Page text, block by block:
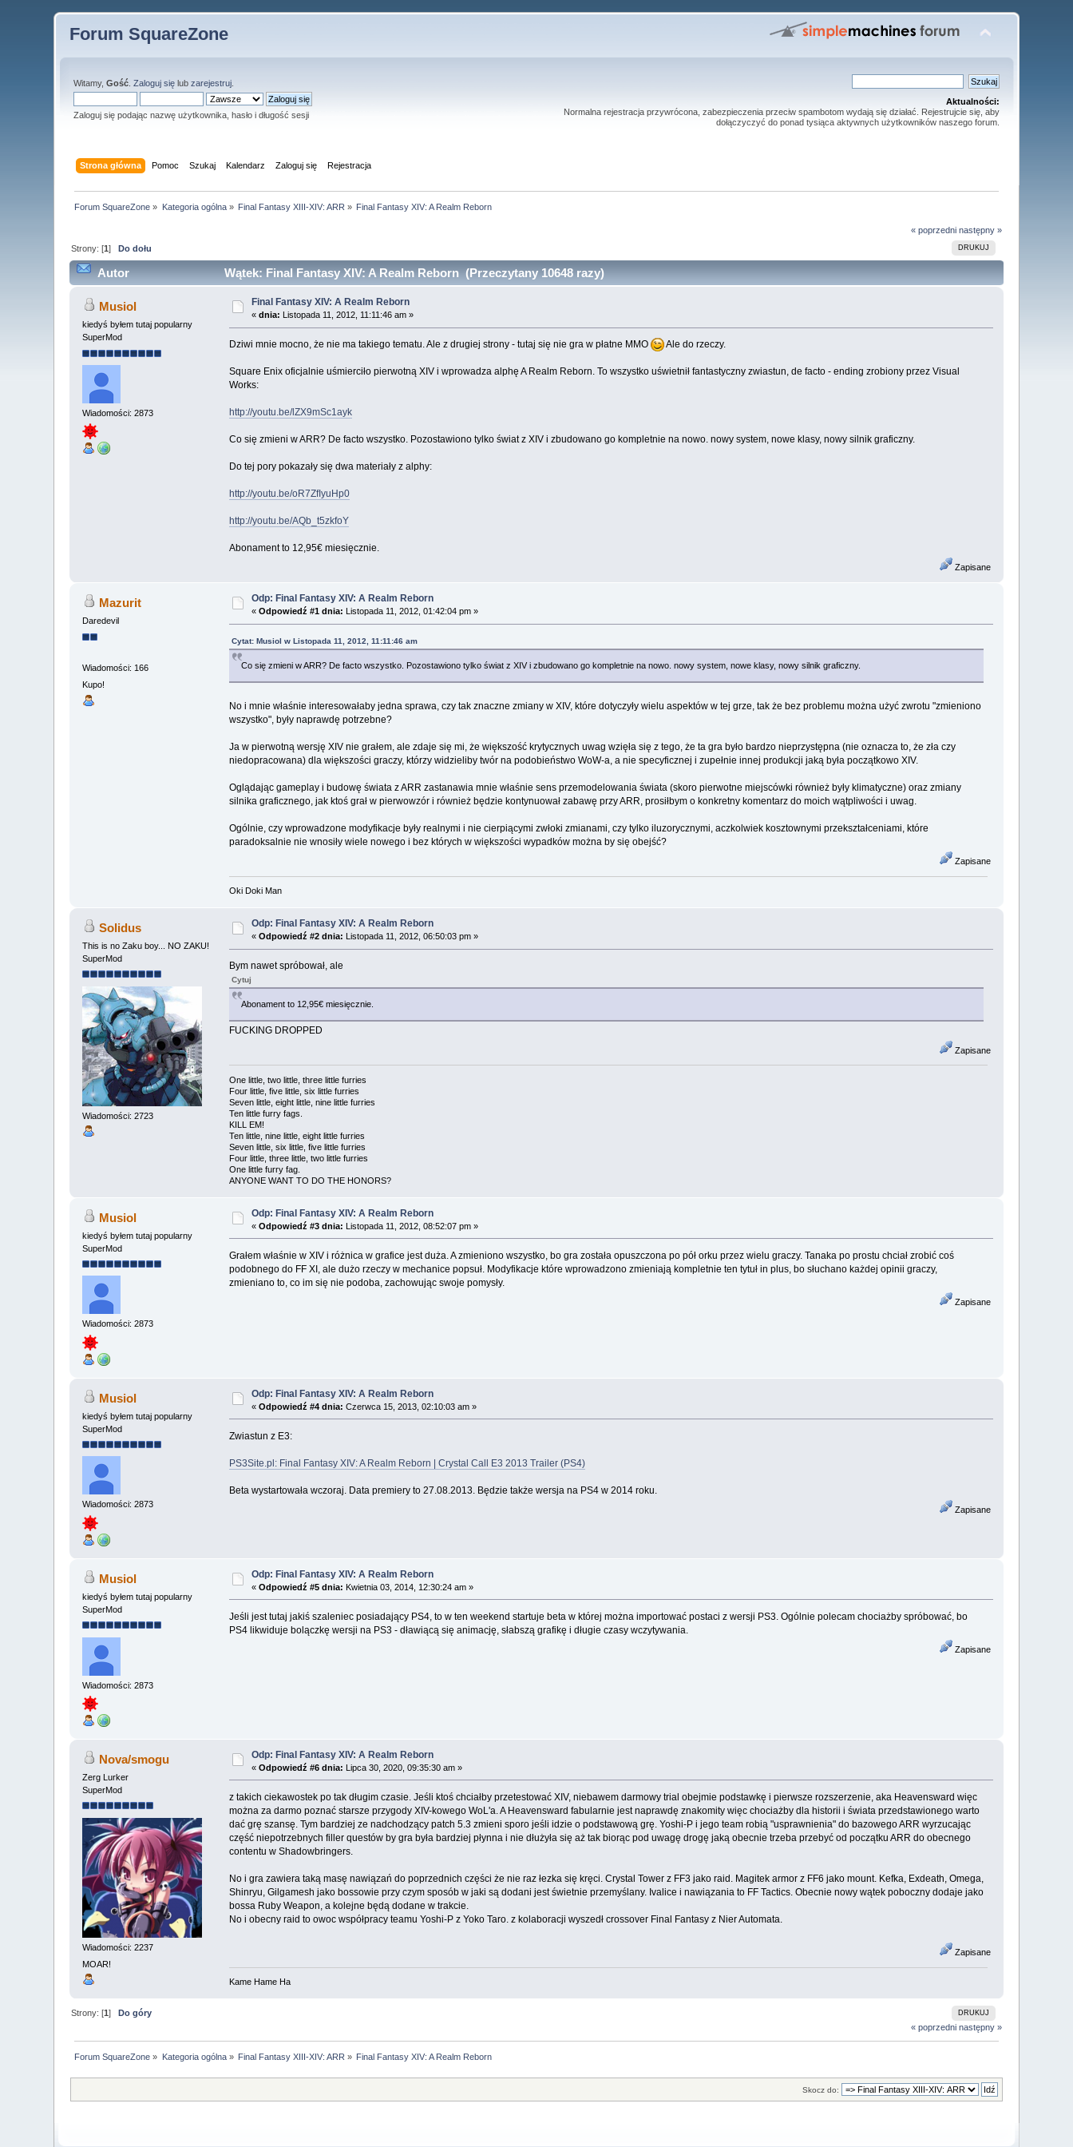
Forum SquareZone
Witamy,Gość .Zaloguj się lubzarejestruj
Zaloguj się podając nazwę użytkownika, hasło i długość sesji
Aktualności:
Normalna rejestracja przywrócona, zabezpieczenia przeciw spambotom wydają się działać. Rejestrujcie się, aby
dołączyczyć do ponad tysiąca aktywnych użytkowników naszego forum.
Strona główna Pomoc Szukaj Kalendarz Zaloguj się Rejestracja
Forum SquareZone » Kategoria ogólna» Final Fantasy XIII-XIV: ARR » Final Fantasy XIV: A Realm Reborn
« poprzedni następny »
DRUKUJ
Strony: [1]Do dołu
Autor Wątek: Final Fantasy XIV: A Realm Reborn (Przeczytany 10648 razy)
Musiol
kiedyś byłem tutaj popularny
SuperMod
Wiadomości: 2873
Final Fantasy XIV: A Realm Reborn
«dnia: Listopada 11, 2012, 11:11:46 am »
Dziwi mnie mocno, że nie ma takiego tematu. Ale z drugiej strony - tutaj się nie gra w płatne MMO Ale do rzeczy.
Square Enix oficjalnie uśmierciło pierwotną XIV i wprowadza alphę A Realm Reborn. To wszystko uświetnił fantastyczny zwiastun, de facto - ending zrobiony przez Visual
Works:
http://youtu.be/lZX9mSc1ayk
Co się zmieni w ARR? De facto wszystko. Pozostawiono tylko świat z XIV i zbudowano go kompletnie na nowo. nowy system, nowe klasy, nowy silnik graficzny.
Do tej pory pokazały się dwa materiały z alphy:
http://youtu.be/oR7ZfIyuHp0
http://youtu.be/AQb_t5zkfoY
Abonament to 12,95€ miesięcznie.
Zapisane
Mazurit
Daredevil
Wiadomości: 166
Kupo!
Odp: Final Fantasy XIV: A Realm Reborn
«Odpowiedź #1 dnia: Listopada 11, 2012, 01:42:04 pm »
Cytat: Musiol w Listopada 11, 2012, 11:11:46 am
Co się zmieni w ARR? De facto wszystko. Pozostawiono tylko świat z XIV i zbudowano go kompletnie na nowo. nowy system, nowe klasy, nowy silnik graficzny.
No i mnie właśnie interesowałaby jedna sprawa, czy tak znaczne zmiany w XIV, które dotyczyły wielu aspektów w tej grze, tak że bez problemu można użyć zwrotu "zmieniono
wszystko", były naprawdę potrzebne?
Ja w pierwotną wersję XIV nie grałem, ale zdaje się mi, że większość krytycznych uwag wzięła się z tego, że ta gra było bardzo nieprzystępna (nie oznacza to, że zła czy
niedopracowana) dla większości graczy, którzy widzieliby twór na podobieństwo WoW-a, a nie specyficznej i zupełnie innej produkcji jaką była początkowo XIV.
Oglądając gameplay i budowę świata z ARR zastanawia mnie właśnie sens przemodelowania świata (skoro pierwotne miejscówki również były klimatyczne) oraz zmiany
silnika graficznego, jak ktoś grał w pierwowzór i również będzie kontynuował zabawę przy ARR, prosiłbym o konkretny komentarz do moich wątpliwości i uwag.
Ogólnie, czy wprowadzone modyfikacje były realnymi i nie cierpiącymi zwłoki zmianami, czy tylko iluzorycznymi, aczkolwiek kosztownymi przekształceniami, które
paradoksalnie nie wnosiły wiele nowego i bez których w większości wypadków można by się obejść?
Zapisane
Oki Doki Man
Solidus
This is no Zaku boy... NO ZAKU!
SuperMod
Wiadomości: 2723
Odp: Final Fantasy XIV: A Realm Reborn
«Odpowiedź #2 dnia: Listopada 11, 2012, 06:50:03 pm »
Bym nawet spróbował, ale
Cytuj
Abonament to 12,95€ miesięcznie.
FUCKING DROPPED
Zapisane
One little, two little, three little furries
Four little, five little, six little furries
Seven little, eight little, nine little furries
Ten little furry fags.
KILL EM!
Ten little, nine little, eight little furries
Seven little, six little, five little furries
Four little, three little, two little furries
One little furry fag.
ANYONE WANT TO DO THE HONORS?
Musiol
kiedyś byłem tutaj popularny
SuperMod
Wiadomości: 2873
Odp: Final Fantasy XIV: A Realm Reborn
«Odpowiedź #3 dnia: Listopada 11, 2012, 08:52:07 pm »
Grałem właśnie w XIV i różnica w grafice jest duża. A zmieniono wszystko, bo gra została opuszczona po pół orku przez wielu graczy. Tanaka po prostu chciał zrobić coś
podobnego do FF XI, ale dużo rzeczy w mechanice popsuł. Modyfikacje które wprowadzono zmieniają kompletnie ten tytuł in plus, bo słuchano każdej opinii graczy,
zmieniano to, co im się nie podoba, zachowując swoje pomysły.
Zapisane
Musiol
kiedyś byłem tutaj popularny
SuperMod
Wiadomości: 2873
Odp: Final Fantasy XIV: A Realm Reborn
«Odpowiedź #4 dnia: Czerwca 15, 2013, 02:10:03 am »
Zwiastun z E3:
PS3Site.pl: Final Fantasy XIV: A Realm Reborn | Crystal Call E3 2013 Trailer (PS4)
Beta wystartowała wczoraj. Data premiery to 27.08.2013. Będzie także wersja na PS4 w 2014 roku.
Zapisane
Musiol
kiedyś byłem tutaj popularny
SuperMod
Wiadomości: 2873
Odp: Final Fantasy XIV: A Realm Reborn
«Odpowiedź #5 dnia: Kwietnia 03, 2014, 12:30:24 am »
Jeśli jest tutaj jakiś szaleniec posiadający PS4, to w ten weekend startuje beta w której można importować postaci z wersji PS3. Ogólnie polecam chociażby spróbować, bo
PS4 likwiduje bolączkę wersji na PS3 - dławiącą się animację, słabszą grafikę i długie czasy wczytywania.
Zapisane
Nova/smogu
Zerg Lurker
SuperMod
Wiadomości: 2237
MOAR!
Odp: Final Fantasy XIV: A Realm Reborn
«Odpowiedź #6 dnia: Lipca 30, 2020, 09:35:30 am »
z takich ciekawostek po tak długim czasie. Jeśli ktoś chciałby przetestować XIV, niebawem darmowy trial obejmie podstawkę i pierwsze rozszerzenie, aka Heavensward więc
można za darmo poznać starsze przygody XIV-kowego WoL'a. A Heavensward fabularnie jest naprawdę znakomity więc chociażby dla historii i świata przedstawionego warto
dać grę szansę. Tym bardziej ze nadchodzący patch 5.3 zmieni sporo jeśli idzie o podstawową grę. Yoshi-P i jego team robią "usprawnienia" do bazowego ARR wyrzucając
część niepotrzebnych filler questów by gra była bardziej płynna i nie dłużyła się aż tak biorąc pod uwagę drogę jaką obecnie trzeba przebyć od początku ARR do obecnego
contentu w Shadowbringers.
No i gra zawiera taką masę nawiązań do poprzednich części że nie raz łezka się kręci. Crystal Tower z FF3 jako raid. Magitek armor z FF6 jako mount. Kefka, Exdeath, Omega,
Shinryu, Gilgamesh jako bossowie przy czym sposób w jaki są dodani jest świetnie przemyślany. Ivalice i nawiązania to FF Tactics. Obecnie nowy wątek poboczny dodaje jako
bossa Ruby Weapon, a kolejne będą dodane w trakcie.
No i obecny raid to owoc współpracy teamu Yoshi-P z Yoko Taro. z kolaboracji wyszedł crossover Final Fantasy z Nier Automata.
Zapisane
Kame Hame Ha
DRUKUJ
Strony: [1]
Do góry
« poprzedni następny »
Forum SquareZone » Kategoria ogólna» Final Fantasy XIII-XIV: ARR » Final Fantasy XIV: A Realm Reborn
Skocz do: